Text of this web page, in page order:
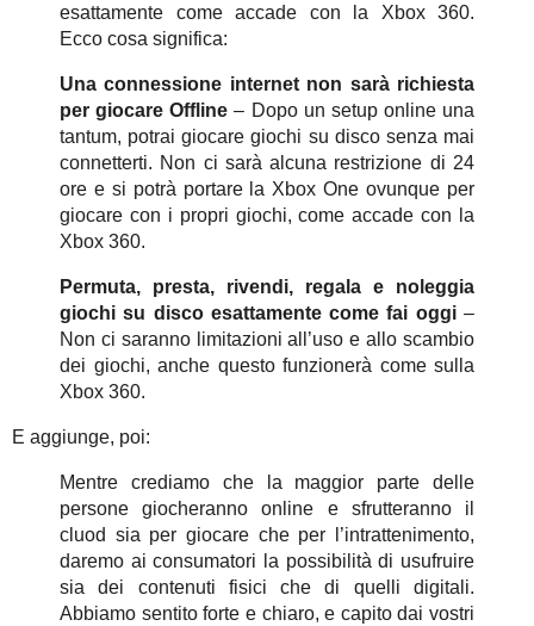
esattamente come accade con la Xbox 360.
Ecco cosa significa:
Una connessione internet non sarà richiesta
per giocare Offline – Dopo un setup online una
tantum, potrai giocare giochi su disco senza mai
connetterti. Non ci sarà alcuna restrizione di 24
ore e si potrà portare la Xbox One ovunque per
giocare con i propri giochi, come accade con la
Xbox 360.
Permuta, presta, rivendi, regala e noleggia
giochi su disco esattamente come fai oggi–
Non ci saranno limitazioni all’uso e allo scambio
dei giochi, anche questo funzionerà come sulla
Xbox 360.
E aggiunge, poi:
Mentre crediamo che la maggior parte delle
persone giocheranno online e sfrutteranno il
cluod sia per giocare che per l’intrattenimento,
daremo ai consumatori la possibilità di usufruire
sia dei contenuti fisici che di quelli digitali.
Abbiamo sentito forte e chiaro, e capito dai vostri